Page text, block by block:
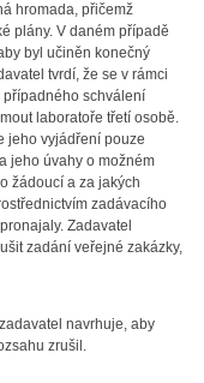
hromada, přičemž
plány. V daném případě
byl učiněn konečný
tvrdí, že se v rámci
schválení
laboratoře třetí osobě.
jeho vyjádření pouze
jeho úvahy o možném
žádoucí a za jakých
zadávacího
Zadavatel
zadání veřejné zakázky,
navrhuje, aby
zrušil.